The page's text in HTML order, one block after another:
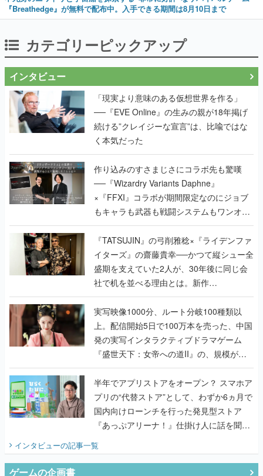
『Breathedge』が無料で配布中。入手できる期間は8月10日まで
カテゴリーピックアップ
インタビュー
「現実より意味のある仮想世界を作る」
──『EVE Online』の生みの親が18年掲げ
続ける”クレイジーな宣言”は、比喩ではな
く本気だった
作り込みのすさまじさにコラボ先も驚嘆
──『Wizardry Variants Daphne』
×『FFXI』コラボが期間限定なのにジョブ
もキャラも武器も戦闘システムもワンオフ
で作り込まれた理由を両ディレクターに聞
く
『TATSUJIN』の弓削雅稔×『ライデンファ
イターズ』の齋藤貴幸──かつて縦シュー全
盛期を支えていた2人が、30年後に同じ会
社で机を並べる理由とは。新作
『TATSUJIN EXTREME』で初タッグを組
んだレジェンド2人に訊く開発秘話
実写映像1000分、ルート分岐100種類以
上。配信開始5日で100万本を売った、中国
発の実写インタラクティブドラマゲーム
『盛世天下：女帝への道II』の、規模が違
うこだわりをプロデューサーに聞いた
半年でアプリストアをオープン？ スマホア
プリの“代替ストア”として、わずか6ヵ月で
国内向けローンチを行った発見型ストア
『あっぷアリーナ！』仕掛け人に話を聞い
インタビューの記事一覧
ゲームの企画書